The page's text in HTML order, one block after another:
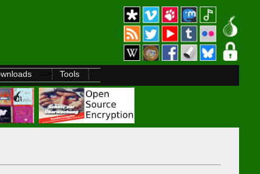
Tools